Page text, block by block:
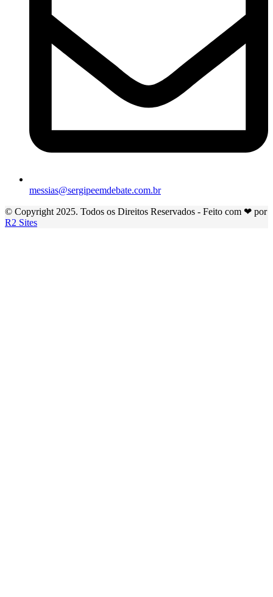
messias@sergipeemdebate.com.br
© Copyright 2025. Todos os Direitos Reservados - Feito com ❤ por
R2 Sites